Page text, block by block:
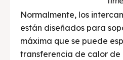
Normalmente, los
están diseñados para
máxima que se puede
transferencia de calor